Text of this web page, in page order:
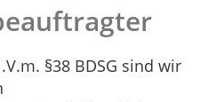
§38 BDSG sind wir